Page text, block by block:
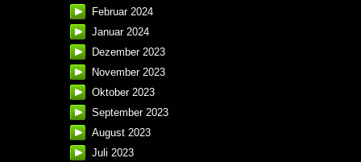
Februar 2024
Januar 2024
Dezember 2023
November 2023
Oktober 2023
September 2023
August 2023
Juli 2023